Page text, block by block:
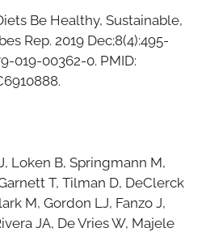
Be Healthy, Sustainable,
Rep. 2019 Dec;8(4):495-
019-00362-0. PMID:
Loken B, Springmann M,
T, Tilman D, DeClerck
M, Gordon LJ, Fanzo J,
JA, De Vries W, Majele